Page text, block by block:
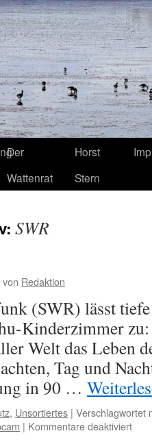
Der
Wattenrat
Horst
Stern
SWR
von Redaktion
(SWR) lässt
Kinderzimmer zu:
Welt das Leben
Tag und
in 90 …
, Unsortiertes | Verschlagwortet
| Kommentare deaktiviertfür